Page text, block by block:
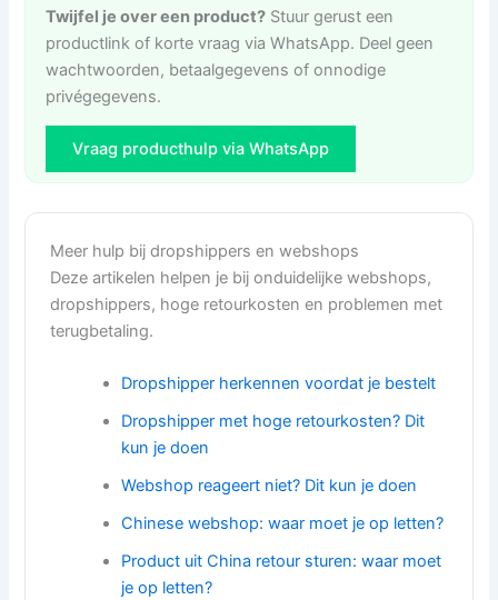
Twijfel je over een product? Stuur gerust een
productlink of korte vraag via WhatsApp. Deel geen
wachtwoorden, betaalgegevens of onnodige
privégegevens.
Vraag producthulp via WhatsApp
Meer hulp bij dropshippers en webshops
Deze artikelen helpen je bij onduidelijke webshops,
dropshippers, hoge retourkosten en problemen met
terugbetaling.
Dropshipper herkennen voordat je bestelt
Dropshipper met hoge retourkosten? Dit
kun je doen
Webshop reageert niet? Dit kun je doen
Chinese webshop: waar moet je op letten?
Product uit China retour sturen: waar moet
je op letten?